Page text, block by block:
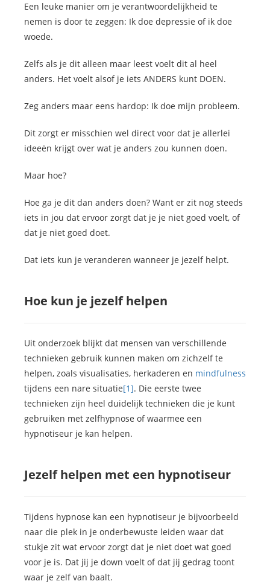
Een leuke manier om je verantwoordelijkheid te
nemen is door te zeggen: Ik doe depressie of ik doe
woede.
Zelfs als je dit alleen maar leest voelt dit al heel
anders. Het voelt alsof je iets ANDERS kunt DOEN.
Zeg anders maar eens hardop: Ik doe mijn probleem.
Dit zorgt er misschien wel direct voor dat je allerlei
ideeën krijgt over wat je anders zou kunnen doen.
Maar hoe?
Hoe ga je dit dan anders doen? Want er zit nog steeds
iets in jou dat ervoor zorgt dat je je niet goed voelt, of
dat je niet goed doet.
Dat iets kun je veranderen wanneer je jezelf helpt.
Hoe kun je jezelf helpen
Uit onderzoek blijkt dat mensen van verschillende
technieken gebruik kunnen maken om zichzelf te
helpen, zoals visualisaties, herkaderen en mindfulness
tijdens een nare situatie[1]. Die eerste twee
technieken zijn heel duidelijk technieken die je kunt
gebruiken met zelfhypnose of waarmee een
hypnotiseur je kan helpen.
Jezelf helpen met een hypnotiseur
Tijdens hypnose kan een hypnotiseur je bijvoorbeeld
naar die plek in je onderbewuste leiden waar dat
stukje zit wat ervoor zorgt dat je niet doet wat goed
voor je is. Dat jij je down voelt of dat jij gedrag toont
waar je zelf van baalt.